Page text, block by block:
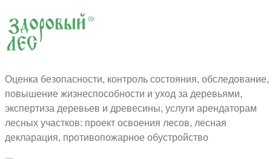
Оценка безопасности, контроль состояния, обследование,
повышение жизнеспособности и уход за деревьями,
экспертиза деревьев и древесины, услуги арендаторам
лесных участков: проект освоения лесов, лесная
декларация, противопожарное обустройство